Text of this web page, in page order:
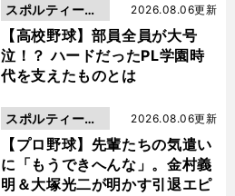
【高校野球】部員全員が大号
泣！？ ハードだったPL学園時
代を支えたものとは
2026.08.06更新
スポルティーバ
動画
【プロ野球】先輩たちの気遣い
に「もうできへんな」。金村義
明＆大塚光二が明かす引退エピ
2026.08.06更新
スポルティーバ
動画